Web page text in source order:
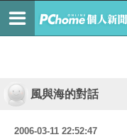
風與海的對話
2006-03-11 22:52:47